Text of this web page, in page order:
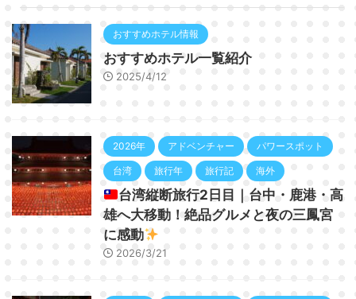
おすすめホテル情報
おすすめホテル一覧紹介
2025/4/12
2026年 アドベンチャー パワースポット
台湾 旅行年 旅行記 海外
台湾縦断旅行2日目｜台中・鹿港・高
雄へ大移動！絶品グルメと夜の三鳳宮
に感動
2026/3/21